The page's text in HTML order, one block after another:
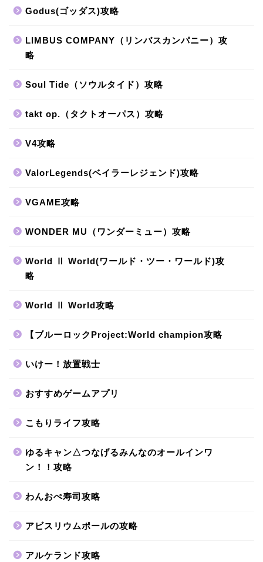
Godus(ゴッダス)攻略
LIMBUS COMPANY（リンバスカンパニー）攻
略
Soul Tide（ソウルタイド）攻略
takt op.（タクトオーパス）攻略
V4攻略
ValorLegends(ベイラーレジェンド)攻略
VGAME攻略
WONDER MU（ワンダーミュー）攻略
World Ⅱ World(ワールド・ツー・ワールド)攻
略
World Ⅱ World攻略
【ブルーロックProject:World champion攻略
いけー！放置戦士
おすすめゲームアプリ
こもりライフ攻略
ゆるキャン△つなげるみんなのオールインワ
ン！！攻略
わんおぺ寿司攻略
アビスリウムポールの攻略
アルケランド攻略